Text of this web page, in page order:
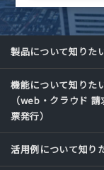
製品について知りた
機能について知りた
（web・クラウド
票発行）
活用例について知り